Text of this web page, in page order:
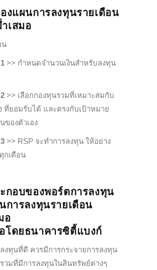
งแผนการลงทุนรายเดือน
เสมอ
น
>> กำหนดจำนวนเงินสำหรับลงทุน
>> เลือกกองทุนรวมที่เหมาะสมกับ
ที่ยอมรับได้ และตรงกับเป้าหมาย
ของตัวเอง
>> RSP จะทำการลงทุน ให้อย่าง
กเดือน
กอบของพอร์ตการลงทุน
การลงทุนรายเดือน
อ
โดยธนาคารซิตี้แบงก์
งทุนที่ดี ควรมีการกระจายการลงทุน
วมที่มีการลงทุนในสินทรัพย์ต่างๆ